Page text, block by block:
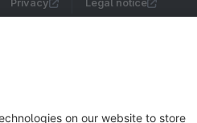
Privacy Legal notice